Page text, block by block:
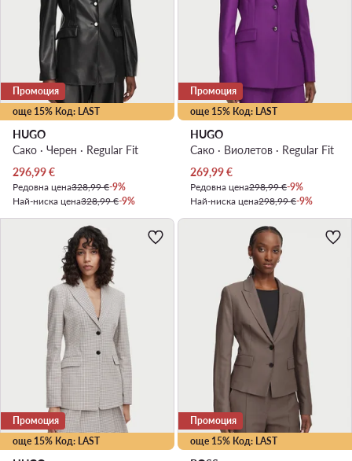
още 15% Код: LAST
Промоция
HUGO
Сако · Черен · Regular Fit
Актуална цена
296,99€
Редовна цена328,99 €-9%
Най-ниска цена328,99 €-9%
още 15% Код: LAST
Промоция
HUGO
Сако · Виолетов · Regular Fit
Актуална цена
269,99€
Редовна цена298,99 €-9%
Най-ниска цена298,99 €-9%
още 15% Код: LAST
Промоция
още 15% Код: LAST
Промоция